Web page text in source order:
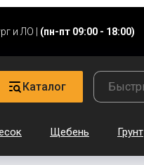
и ЛО | (пн-пт 09:00 - 18:00)
Каталог
Щебень Грунт